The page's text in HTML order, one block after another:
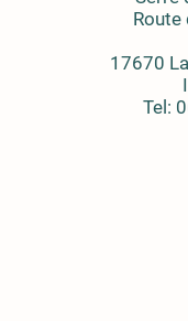
Route
17670
Tel: